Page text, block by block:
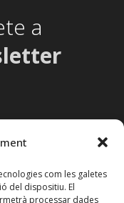
com les galetes
del dispositiu. El
processar dades
a